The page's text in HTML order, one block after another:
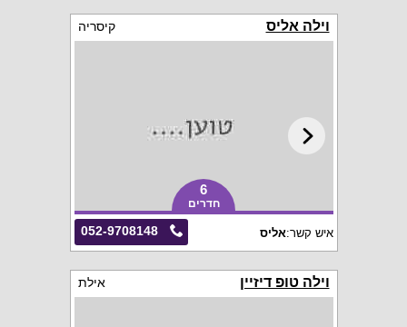
וילה אליס קיסריה
6
חדרים
052-9708148 איש קשר:אליס
וילה טופ דיזיין אילת